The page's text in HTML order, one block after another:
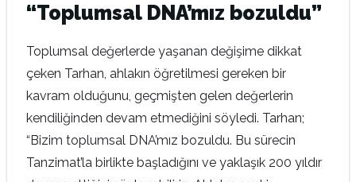
“Toplumsal DNA’mız bozuldu”
Toplumsal değerlerde yaşanan değişime dikkat
çeken Tarhan, ahlakın öğretilmesi gereken bir
kavram olduğunu, geçmişten gelen değerlerin
kendiliğinden devam etmediğini söyledi. Tarhan;
“Bizim toplumsal DNA’mız bozuldu. Bu sürecin
Tanzimat’la birlikte başladığını ve yaklaşık 200 yıldır